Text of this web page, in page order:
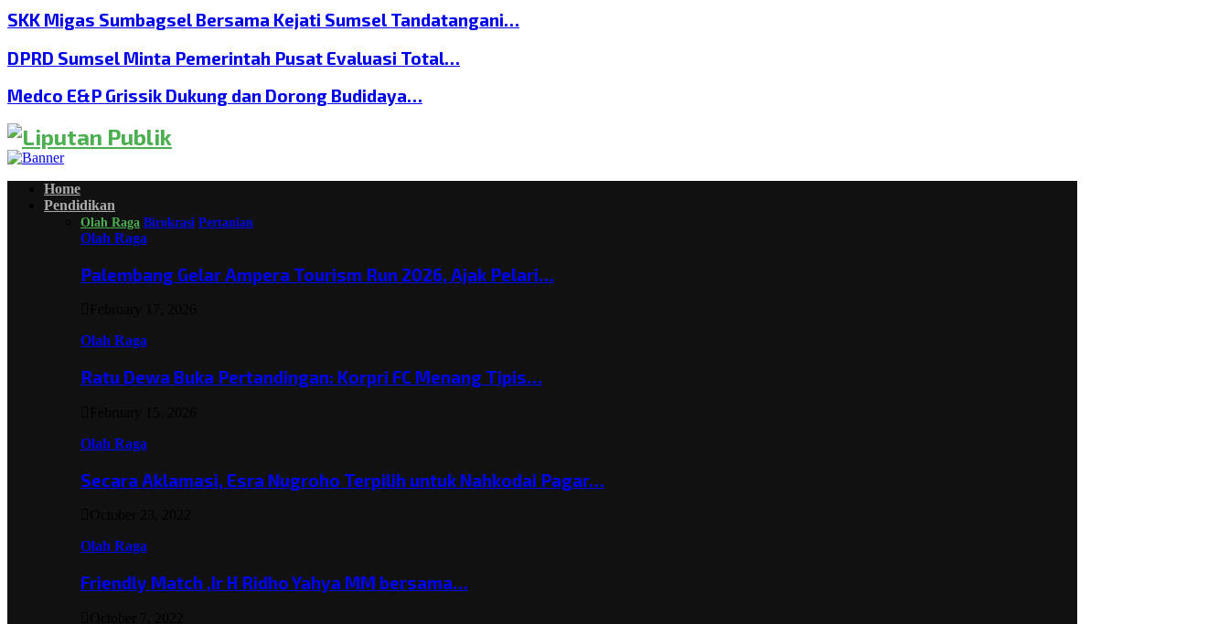
SKK Migas Sumbagsel Bersama Kejati Sumsel Tandatangani…
DPRD Sumsel Minta Pemerintah Pusat Evaluasi Total…
Medco E&P Grissik Dukung dan Dorong Budidaya…
Home
Pendidikan
Olah Raga Birokrasi Pertanian
Olah Raga
Palembang Gelar Ampera Tourism Run 2026, Ajak Pelari…
Olah Raga
Ratu Dewa Buka Pertandingan: Korpri FC Menang Tipis…
Olah Raga
Secara Aklamasi, Esra Nugroho Terpilih untuk Nahkodai Pagar…
Olah Raga
Friendly Match ,Ir H Ridho Yahya MM bersama…